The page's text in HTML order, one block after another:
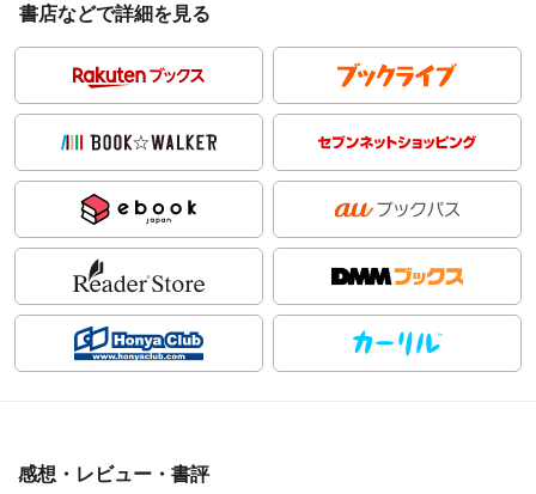
書店などで詳細を見る
感想・レビュー・書評